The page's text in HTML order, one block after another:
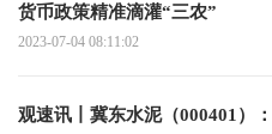
货币政策精准滴灌“三农”
2023-07-04 08:11:02
观速讯丨冀东水泥（000401）